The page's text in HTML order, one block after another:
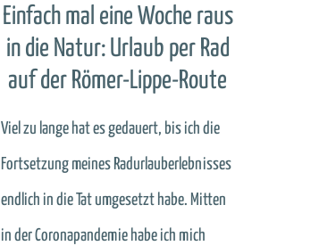
Einfach mal eine Woche raus
in die Natur: Urlaub per Rad
auf der Römer-Lippe-Route
Viel zu lange hat es gedauert, bis ich die
Fortsetzung meines Radurlauberlebnisses
endlich in die Tat umgesetzt habe. Mitten
in der Coronapandemie habe ich mich